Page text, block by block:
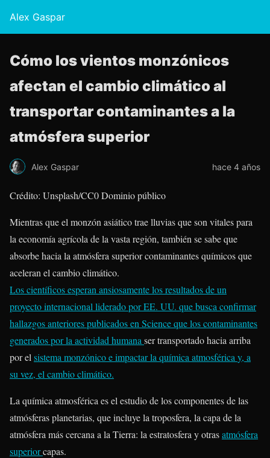
Alex Gaspar
Cómo los vientos monzónicos
afectan el cambio climático al
transportar contaminantes a la
atmósfera superior
Alex Gaspar hace 4 años
Crédito: Unsplash/CC0 Dominio público
Mientras que el monzón asiático trae lluvias que son vitales para
la economía agrícola de la vasta región, también se sabe que
absorbe hacia la atmósfera superior contaminantes químicos que
aceleran el cambio climático.
Los científicos esperan ansiosamente los resultados de un
proyecto internacional liderado por EE. UU. que busca confirmar
hallazgos anteriores publicados en Science que los contaminantes
generados porla actividad humana ser transportado hacia arriba
por el sistema monzónicoe impactarla química atmosférica y, a
su vez, el cambio climático.
La química atmosférica es el estudio de los componentes de las
atmósferas planetarias, que incluye la troposfera, la capa de la
atmósfera más cercana a la Tierra: la estratosfera y otrasatmósfera
superiorcapas.